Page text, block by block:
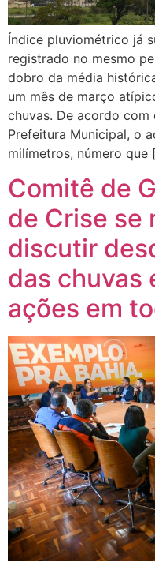
Índice pluviométrico já
registrado no mesmo
dobro da média
um mês de março
chuvas. De acordo
Prefeitura Municipal, o
milímetros, número que
Comitê de
de Crise se
discutir
das chuvas
ações em